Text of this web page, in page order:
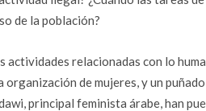
de la población?
actividades relacionadas con lo
organización de mujeres, y un
principal feminista árabe, han